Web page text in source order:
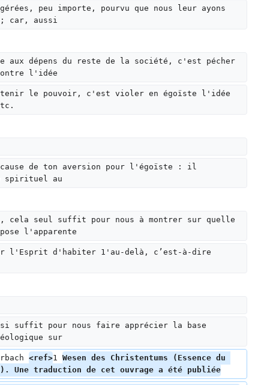
peu importe, pourvu que nous leur ayons
car, aussi
aux dépens du reste de la société, c'est pécher
l'idée
le pouvoir, c'est violer en égoïste l'idée
de ton aversion pour l'égoïste : il
spirituel au
cela seul suffit pour nous à montrer sur quelle
l'apparente
l'Esprit d'habiter 1'au-delà, c’est-à-dire
suffit pour nous faire apprécier la base
sur
<ref>1 Wesen des Christentums (Essence du
Une traduction de cet ouvrage a été publiée